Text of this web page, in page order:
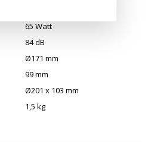
65 Watt
84 dB
Ø171 mm
99 mm
Ø201 x 103 mm
1,5 kg